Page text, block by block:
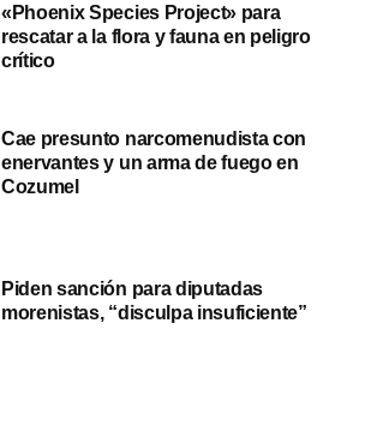
«Phoenix Species Project» para
rescatar a la flora y fauna en peligro
crítico
Cae presunto narcomenudista con
enervantes y un arma de fuego en
Cozumel
Piden sanción para diputadas
morenistas, “disculpa insuficiente”